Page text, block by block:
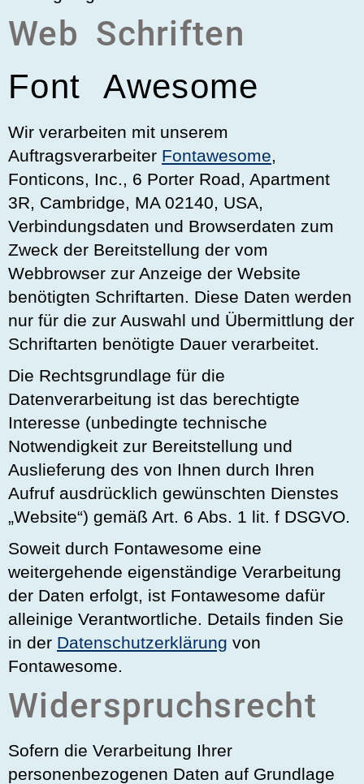
Web Schriften
Font Awesome
Wir verarbeiten mit unserem
Auftragsverarbeiter Fontawesome,
Fonticons, Inc., 6 Porter Road, Apartment
3R, Cambridge, MA 02140, USA,
Verbindungsdaten und Browserdaten zum
Zweck der Bereitstellung der vom
Webbrowser zur Anzeige der Website
benötigten Schriftarten. Diese Daten werden
nur für die zur Auswahl und Übermittlung der
Schriftarten benötigte Dauer verarbeitet.
Die Rechtsgrundlage für die
Datenverarbeitung ist das berechtigte
Interesse (unbedingte technische
Notwendigkeit zur Bereitstellung und
Auslieferung des von Ihnen durch Ihren
Aufruf ausdrücklich gewünschten Dienstes
„Website“) gemäß Art. 6 Abs. 1 lit. f DSGVO.
Soweit durch Fontawesome eine
weitergehende eigenständige Verarbeitung
der Daten erfolgt, ist Fontawesome dafür
alleinige Verantwortliche. Details finden Sie
in der Datenschutzerklärung von
Fontawesome.
Widerspruchsrecht
Sofern die Verarbeitung Ihrer
personenbezogenen Daten auf Grundlage